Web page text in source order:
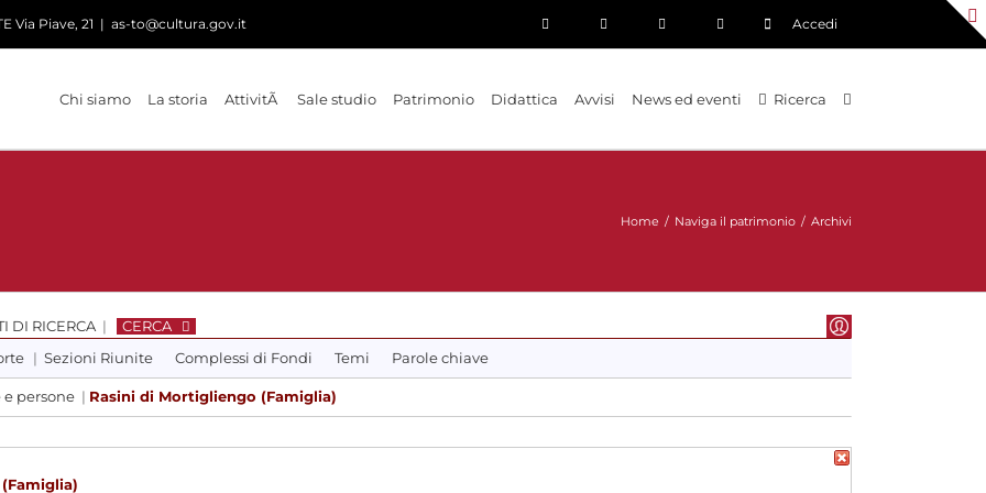
Via Piave, 21 | as-to@cultura.gov.it Accedi
Chi siamo La storia AttivitÃ Sale studio Patrimonio Didattica Avvisi News ed eventi Ricerca
Home / Naviga il patrimonio / Archivi
DI RICERCA |
CERCA
| Sezioni Riunite Complessi di Fondi Temi Parole chiave
persone | Rasini di Mortigliengo (Famiglia)